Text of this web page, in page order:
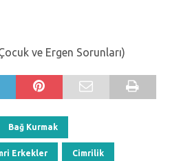
ve Ergen Sorunları)
Bağ Kurmak
Erkekler Cimrilik